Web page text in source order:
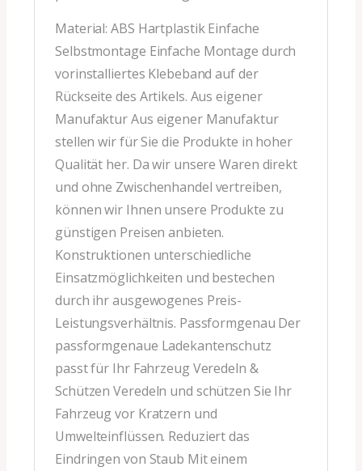
Material: ABS Hartplastik Einfache
Selbstmontage Einfache Montage durch
vorinstalliertes Klebeband auf der
Rückseite des Artikels. Aus eigener
Manufaktur Aus eigener Manufaktur
stellen wir für Sie die Produkte in hoher
Qualität her. Da wir unsere Waren direkt
und ohne Zwischenhandel vertreiben,
können wir Ihnen unsere Produkte zu
günstigen Preisen anbieten.
Konstruktionen unterschiedliche
Einsatzmöglichkeiten und bestechen
durch ihr ausgewogenes Preis-
Leistungsverhältnis. Passformgenau Der
passformgenaue Ladekantenschutz
passt für Ihr Fahrzeug Veredeln &
Schützen Veredeln und schützen Sie Ihr
Fahrzeug vor Kratzern und
Umwelteinflüssen. Reduziert das
Eindringen von Staub Mit einem